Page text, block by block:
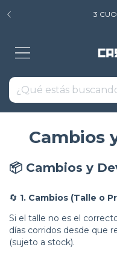
3
Cambios
📦 Cambios y
🔄 1. Cambios (Talle o
Si el talle no es el
días corridos desde que
(sujeto a stock).